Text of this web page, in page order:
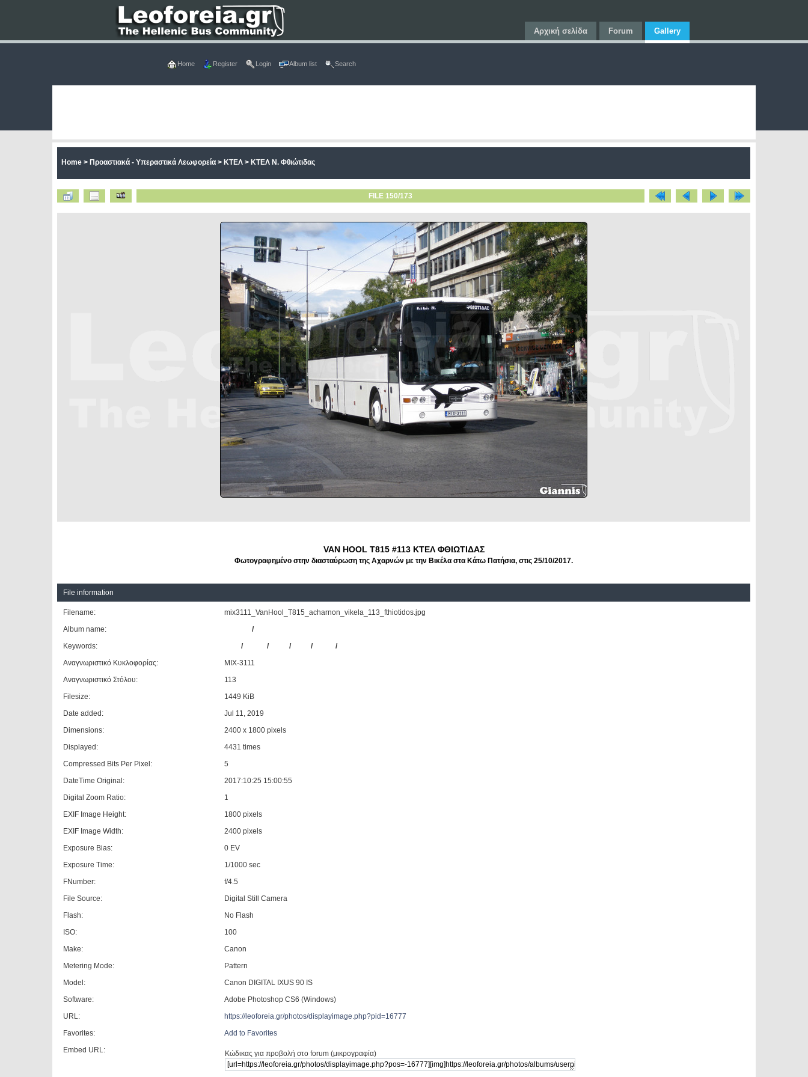
Αρχική σελίδα Forum Gallery
Home Register Login Album list Search
Home > Προαστιακά - Υπεραστικά Λεωφορεία > ΚΤΕΛ > ΚΤΕΛ Ν. Φθιώτιδας
FILE 150/173
VAN HOOL T815 #113 ΚΤΕΛ ΦΘΙΩΤΙΔΑΣ
Φωτογραφημένο στην διασταύρωση της Αχαρνών με την Βικέλα στα Κάτω Πατήσια, στις 25/10/2017.
File information
Filename:
mix3111_VanHool_T815_acharnon_vikela_113_fthiotidos.jpg
Album name:
/
Keywords:
/ / / / /
Αναγνωριστικό Κυκλοφορίας:
ΜΙΧ-3111
Αναγνωριστικό Στόλου:
113
Filesize:
1449 KiB
Date added:
Jul 11, 2019
Dimensions:
2400 x 1800 pixels
Displayed:
4431 times
Compressed Bits Per Pixel:
5
DateTime Original:
2017:10:25 15:00:55
Digital Zoom Ratio:
1
EXIF Image Height:
1800 pixels
EXIF Image Width:
2400 pixels
Exposure Bias:
0 EV
Exposure Time:
1/1000 sec
FNumber:
f/4.5
File Source:
Digital Still Camera
Flash:
No Flash
ISO:
100
Make:
Canon
Metering Mode:
Pattern
Model:
Canon DIGITAL IXUS 90 IS
Software:
Adobe Photoshop CS6 (Windows)
URL:
https://leoforeia.gr/photos/displayimage.php?pid=16777
Favorites:
Add to Favorites
Embed URL:
Κώδικας για προβολή στο forum (μικρογραφία)